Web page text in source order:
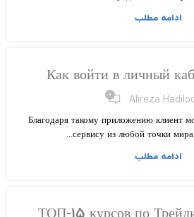
ادامه مطلب
Как войти в личный
Alireza ۰
Благодаря такому приложению клиент
сервису из любой точки
ادامه مطلب